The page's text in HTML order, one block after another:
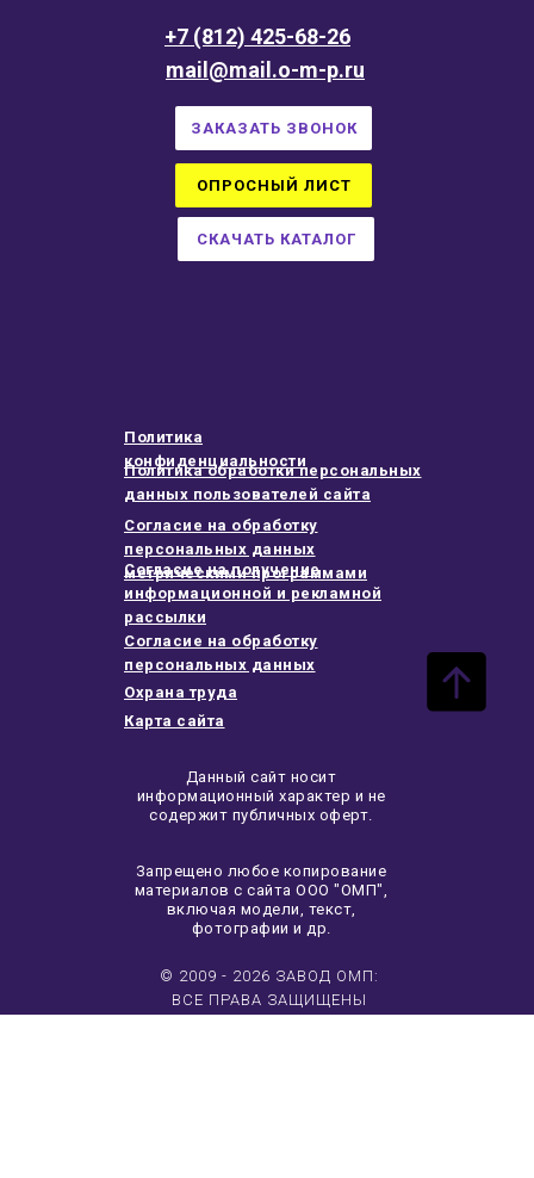
СКАЧАТЬ КАТАЛОГ
+7 (812) 425-68-26
ЗАКАЗАТЬ ЗВОНОК
Данный сайт носит
информационный характер и не
содержит публичных оферт.
Запрещено любое копирование
материалов с сайта ООО "ОМП",
включая модели, текст,
фотографии и др.
mail@mail.o-m-p.ru
© 2009 - 2026 ЗАВОД ОМП:
ВСЕ ПРАВА ЗАЩИЩЕНЫ
Политика
конфиденциальности
Политика обработки персональных
данных пользователей сайта
Согласие на обработку
персональных данных
метрическими программами
Согласие на получение
информационной и рекламной
рассылки
Охрана труда
Карта сайта
Согласие на обработку
персональных данных
ОПРОСНЫЙ ЛИСТ